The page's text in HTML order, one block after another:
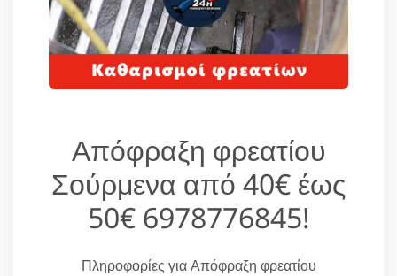
Απόφραξη φρεατίου
Σούρμενα από 40€ έως
50€ 6978776845!
Πληροφορίες για Απόφραξη φρεατίου